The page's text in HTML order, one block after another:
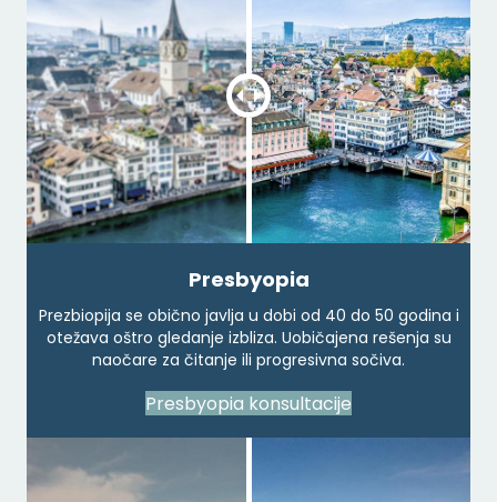
Presbyopia
Prezbiopija se obično javlja u dobi od 40 do 50 godina i
otežava oštro gledanje izbliza. Uobičajena rešenja su
naočare za čitanje ili progresivna sočiva.
Presbyopia konsultacije